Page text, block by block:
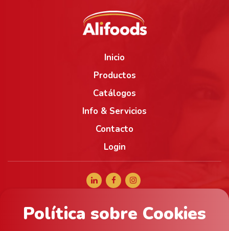
Política sobre Cookies
Inicio
Productos
Catálogos
Info & Servicios
Contacto
Login
+34 965 056 040